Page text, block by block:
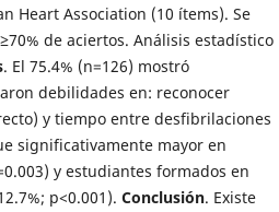
Heart Association (10 ítems). Se
de aciertos. Análisis estadístico
. El 75.4% (n=126) mostró
debilidades en: reconocer
y tiempo entre desfibrilaciones
significativamente mayor en
y estudiantes formados en
p<0.001). Conclusión. Existe